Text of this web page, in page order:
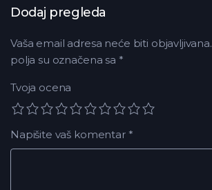
Dodaj pregleda
Vaša email adresa neće biti objavljivana.
polja su označena sa *
Tvoja ocena
Napišite vaš komentar *